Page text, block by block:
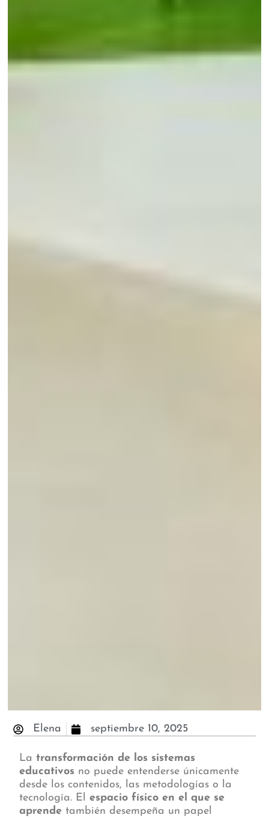
Elena septiembre 10, 2025
Latransformación de los sistemas
educativos no puede entenderse únicamente
desde los contenidos, las metodologías o la
tecnología. Elespacio físico en el que se
aprende también desempeña un papel